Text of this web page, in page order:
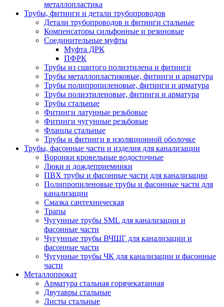
металлопластика
Трубы, фитинги и детали трубопроводов
Детали трубопроводов и фитинги стальные
Компенсаторы сильфонные и резиновые
Соединительные муфты
Муфта ДРК
ПФРК
Трубы из сшитого полиэтилена и фитинги
Трубы металлопластиковые, фитинги и арматура
Трубы полипропиленовые, фитинги и арматура
Трубы полиэтиленовые, фитинги и арматура
Трубы стальные
Фитинги латунные резьбовые
Фитинги чугунные резьбовые
Фланцы стальные
Трубы и фитинги в изоляционной оболочке
Трубы, фасонные части и изделия для канализации
Воронки кровельные водосточные
Люки и дождеприемники
ПВХ трубы и фасонные части для канализации
Полипропиленовые трубы и фасонные части для
канализации
Смазка сантехническая
Трапы
Чугунные трубы SML для канализации и
фасонные части
Чугунные трубы ВЧШГ для канализации и
фасонные части
Чугунные трубы ЧК для канализации и фасонные
части
Металлопрокат
Арматура стальная горячекатанная
Двутавры стальные
Листы стальные